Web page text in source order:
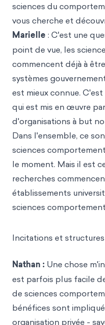
sciences du
vous cherche et
Marielle : C'est une
point de vue, les
commencent déjà à
systèmes
est mieux connue.
qui est mis en œuvre
d'organisations à but
Dans l'ensemble, ce
sciences
le moment. Mais il est
recherches
établissements
sciences
Incitations et
Nathan : Une chose
est parfois plus facile
de sciences
bénéfices sont
organisation privée -